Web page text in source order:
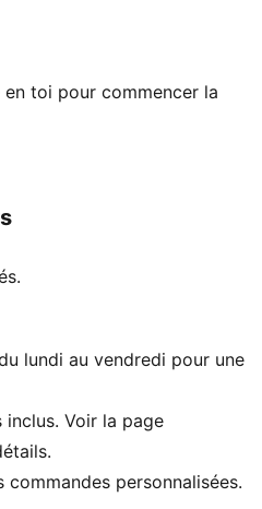
toi pour commencer la
survêtement PUMA. Doté
avec un cordon de serrage
parfait et du logo N° 1
de 50 % de matériaux
lundi au vendredi pour une
inclus. Voir la page
personnalisées.